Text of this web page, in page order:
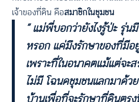
เจ้าของที่ดิน คือสมาชิกในชุมชน
“ แม่พี่บอกว่ายังไงรู้ป่ะ รุ่น
หรอก แค่มึงรักษาของที่มีอ
เพราะที่ในอนาคตแม้แต่จะ
ไม่มี โฉนดชุมชนแลกมาด้ว